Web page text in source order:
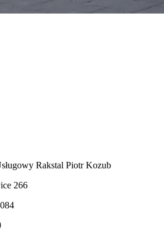
brány, plotu alebo oceľovej
Rakstal Piotr Kozub
266